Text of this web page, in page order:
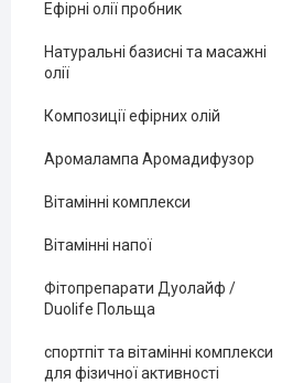
Ефірні олії пробник
Натуральні базисні та масажні
олії
Композиції ефірних олій
Аромалампа Аромадифузор
Вітамінні комплекси
Вітамінні напої
Фітопрепарати Дуолайф /
Duolife Польща
спортпіт та вітамінні комплекси
для фізичної активності